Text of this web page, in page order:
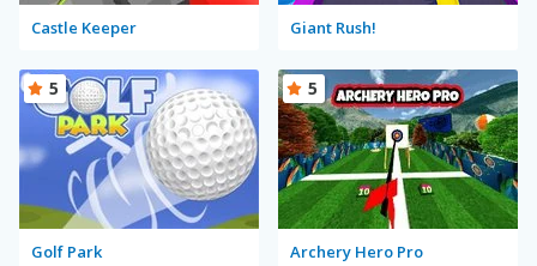
Castle Keeper Giant Rush!
Golf Park
5
Archery Hero Pro
5